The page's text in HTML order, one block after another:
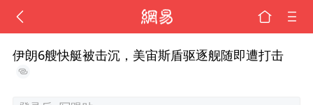
伊朗6艘快艇被击沉，美宙斯盾驱逐舰随即遭打击